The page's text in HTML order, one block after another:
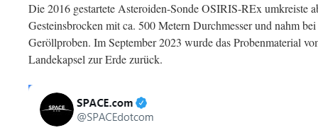
Die 2016 gestartete Asteroiden-Sonde OSIRIS-REx umkreiste
Gesteinsbrocken mit ca. 500 Metern Durchmesser und nahm
Geröllproben. Im September 2023 wurde das Probenmaterial
Landekapsel zur Erde zurück.